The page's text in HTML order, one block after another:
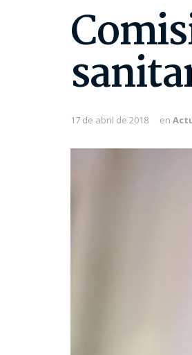
17 de abril de 2018 en